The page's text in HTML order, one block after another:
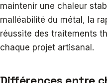
maintenir une chaleur
malléabilité du métal, la
réussite des traitements
chaque projet artisanal.